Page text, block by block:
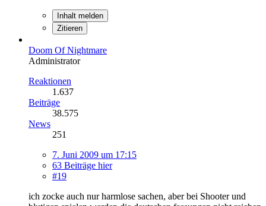
Inhalt melden
Zitieren
Doom Of Nightmare
Administrator
Reaktionen
1.637
Beiträge
38.575
News
251
7. Juni 2009 um 17:15
63 Beiträge hier
#19
ich zocke auch nur harmlose sachen, aber bei Shooter und